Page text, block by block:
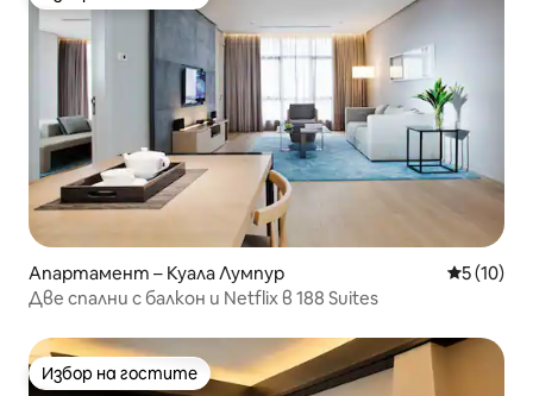
Апартамент – Куала Лумпур Средна
5 (10)
Две спални с балкон и Netflix в 188 Suites
Избор на гостите
Избор на гостите